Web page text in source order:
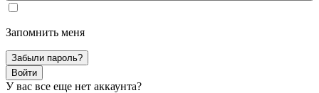
Запомнить меня
Забыли пароль?
Войти
У вас все еще нет аккаунта?